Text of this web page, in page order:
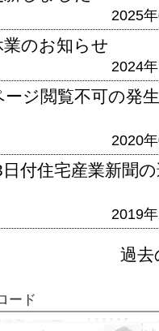
2025
のお知らせ
2024
ジ閲覧不可の発
2020
付住宅産業新聞
2019
過去
ード